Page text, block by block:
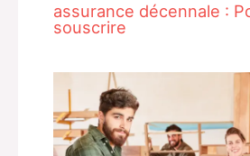
assurance décennale :
souscrire